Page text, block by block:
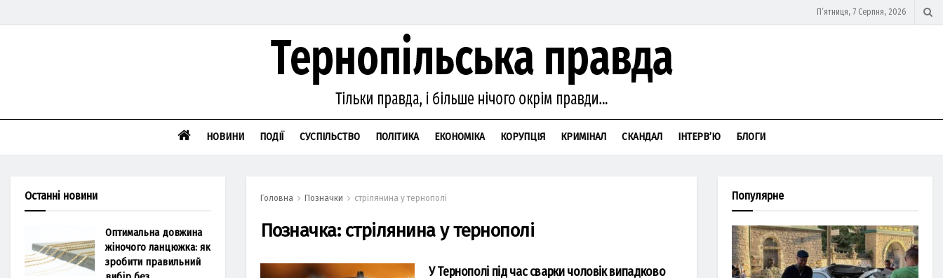
П’ятниця, 7 Серпня, 2026
НОВИНИ ПОДІЇ СУСПІЛЬСТВО ПОЛІТИКА ЕКОНОМІКА КОРУПЦІЯ КРИМІНАЛ СКАНДАЛ ІНТЕРВ’Ю БЛОГИ
Головна Позначки стрілянина у тернополі
Позначка: стрілянина у тернополі
У Тернополі під час сварки чоловік випадково
Останні новини
Оптимальна довжина
жіночого ланцюжка: як
зробити правильний
Популярне